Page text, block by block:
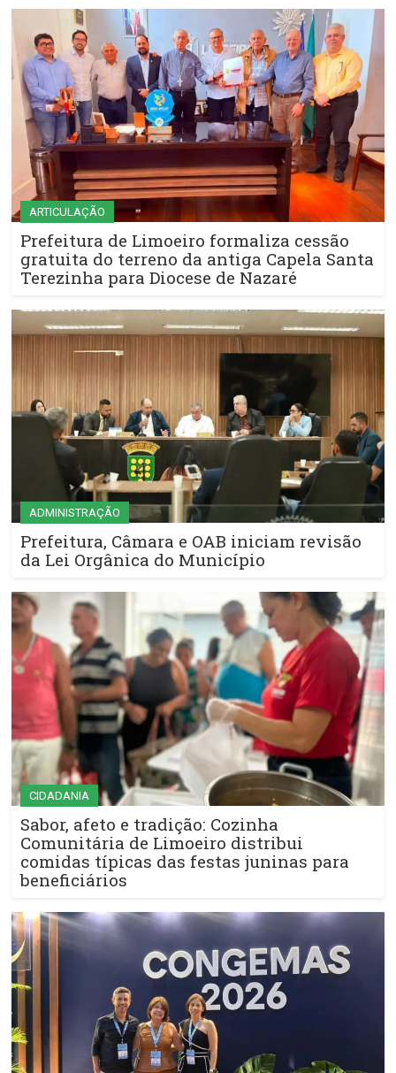
ARTICULAÇÃO
Prefeitura de Limoeiro formaliza cessão
gratuita do terreno da antiga Capela Santa
Terezinha para Diocese de Nazaré
ADMINISTRAÇÃO
Prefeitura, Câmara e OAB iniciam revisão
da Lei Orgânica do Município
CIDADANIA
Sabor, afeto e tradição: Cozinha
Comunitária de Limoeiro distribui
comidas típicas das festas juninas para
beneficiários